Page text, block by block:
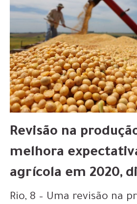
Revisão na
melhora
agrícola em 2020,
Rio, 8 – Uma revisão na